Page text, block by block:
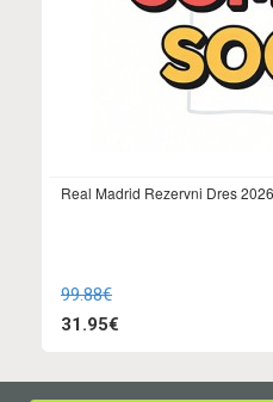
Real Madrid Rezervni Dres
99.88€
31.95€